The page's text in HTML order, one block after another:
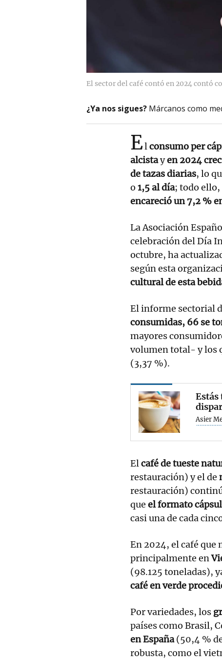
El sector del café contó en 2024 contó
¿Ya nos sigues? Márcanos como
Elconsumo per
alcistayen 2024
de tazas diarias, lo
o 1,5 al día; todo ello,
encareció un 7,2 %
La Asociación
celebración del Día
octubre, ha
según esta
cultural de esta
El informe sectorial
consumidas, 66 se
mayores
volumen total- y los
(3,37 %).
Estás
Asier
Elcafé de tueste
restauración) y el de
restauración)
que el formato
casi una de cada
En 2024, el café que
principalmente en
(98.125 toneladas),
café en verde
Por variedades, los
países como Brasil,
en España(50,4 %
robusta, como el